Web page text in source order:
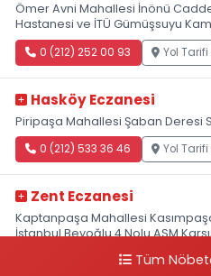
Ömer Avni Mahallesi İnönü
Hastanesi ve İTÜ Gümüşsuyu
0 (212) 252 00 93 Yol Tarifi
Hasköy Eczanesi
Piripaşa Mahallesi Şaban Deresi
0 (212) 533 36 46 Yol Tarifi
Zent Eczanesi
Kaptanpaşa Mahallesi
İstanbul Beyoğlu 4 Nolu ASM
0 (212) 297 96 92 Yol Tarifi
Tüm